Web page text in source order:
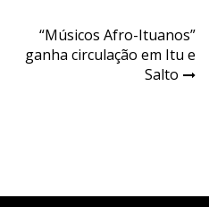
“Músicos Afro-Ituanos”
ganha circulação em Itu e
Salto